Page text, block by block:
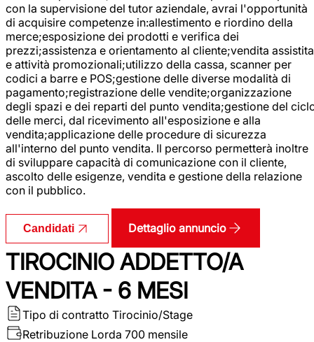
con la supervisione del tutor aziendale, avrai l'opportunità
di acquisire competenze in:allestimento e riordino della
merce;esposizione dei prodotti e verifica dei
prezzi;assistenza e orientamento al cliente;vendita assistita
e attività promozionali;utilizzo della cassa, scanner per
codici a barre e POS;gestione delle diverse modalità di
pagamento;registrazione delle vendite;organizzazione
degli spazi e dei reparti del punto vendita;gestione del
delle merci, dal ricevimento all'esposizione e alla
vendita;applicazione delle procedure di sicurezza
all'interno del punto vendita. Il percorso permetterà inoltre
di sviluppare capacità di comunicazione con il cliente,
ascolto delle esigenze, vendita e gestione della relazione
con il pubblico.
Candidati Dettaglio annuncio
TIROCINIO ADDETTO/A
VENDITA - 6 MESI
Tipo di contratto Tirocinio/Stage
Retribuzione Lorda 700 mensile